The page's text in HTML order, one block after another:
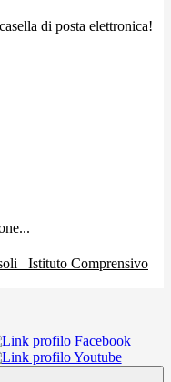
di posta elettronica!
Istituto Comprensivo